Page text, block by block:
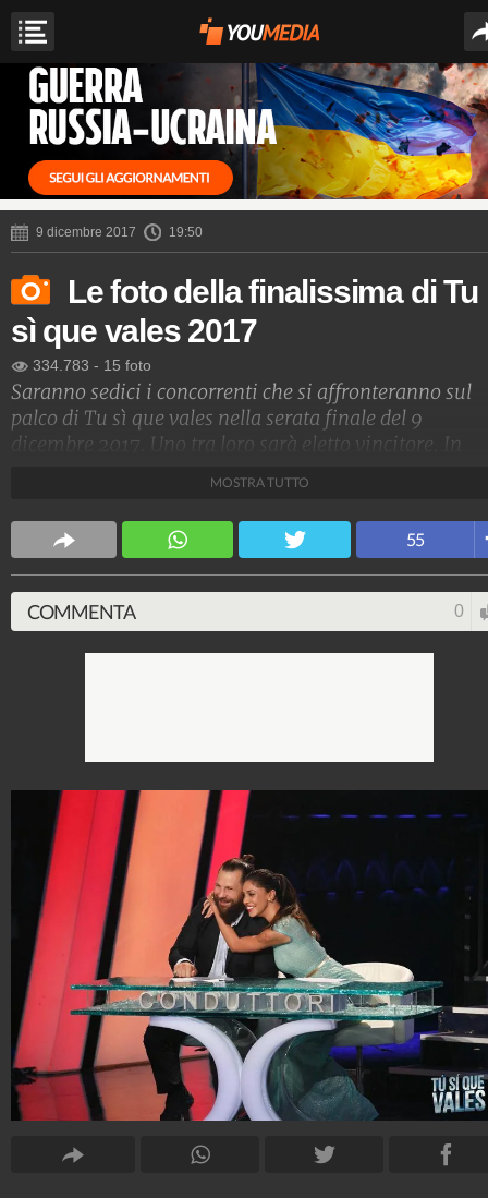
9 dicembre 2017 19:50
Le foto della finalissima di Tu
sì que vales 2017
334.783 - 15 foto
Saranno sedici i concorrenti che si affronteranno sul
palco di Tu sì que vales nella serata finale del 9
dicembre 2017. Uno tra loro sarà eletto vincitore. In
Rodriguez e Martin Castrogiovanni.
4.053.353.790-9.454 video-76.076 foto
MOSTRA TUTTO
55
COMMENTA 0